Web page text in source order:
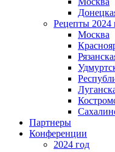
Рецепты 2024
Москва
Партнеры
Конференции
2024 год